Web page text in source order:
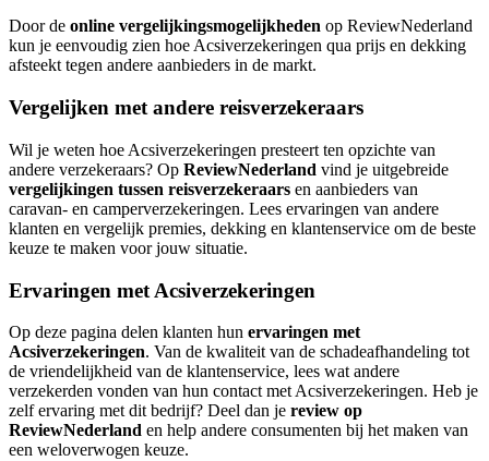
Door de online vergelijkingsmogelijkheden op ReviewNederland
kun je eenvoudig zien hoe Acsiverzekeringen qua prijs en dekking
afsteekt tegen andere aanbieders in de markt.
Vergelijken met andere reisverzekeraars
Wil je weten hoe Acsiverzekeringen presteert ten opzichte van
andere verzekeraars? Op ReviewNederland vind je uitgebreide
vergelijkingen tussen reisverzekeraars en aanbieders van
caravan- en camperverzekeringen. Lees ervaringen van andere
klanten en vergelijk premies, dekking en klantenservice om de beste
keuze te maken voor jouw situatie.
Ervaringen met Acsiverzekeringen
Op deze pagina delen klanten hun ervaringen met
Acsiverzekeringen. Van de kwaliteit van de schadeafhandeling tot
de vriendelijkheid van de klantenservice, lees wat andere
verzekerden vonden van hun contact met Acsiverzekeringen. Heb je
zelf ervaring met dit bedrijf? Deel dan je review op
ReviewNederland en help andere consumenten bij het maken van
een weloverwogen keuze.